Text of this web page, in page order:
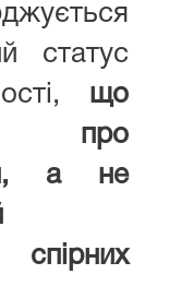
статус
що
про
а не